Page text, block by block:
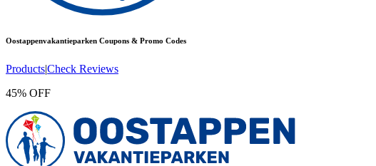
Oostappenvakantieparken Coupons & Promo Codes
Products|Check Reviews
45% OFF